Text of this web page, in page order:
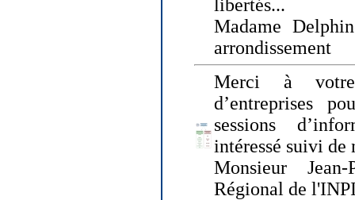
libertés...
Madame
arrondissement
Merci à
d’entreprises
sessions
intéressé suivi de
Monsieur
Régional de